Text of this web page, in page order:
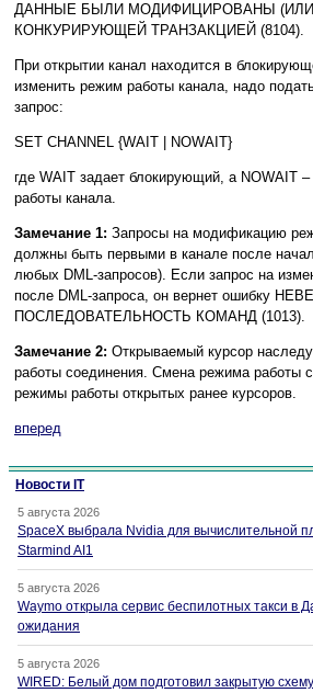
ДАННЫЕ БЫЛИ МОДИФИЦИРОВАНЫ
КОНКУРИРУЮЩЕЙ ТРАНЗАКЦИЕЙ (8104).
При открытии канал находится в
изменить режим работы канала, надо
запрос:
SET CHANNEL {WAIT | NOWAIT}
где WAIT задает блокирующий, а NOWAIT
работы канала.
Замечание 1: Запросы на модификацию
должны быть первыми в канале после
любых DML-запросов). Если запрос на
после DML-запроса, он вернет ошибку
ПОСЛЕДОВАТЕЛЬНОСТЬ КОМАНД (1013).
Замечание 2: Открываемый курсор
работы соединения. Смена режима работы
режимы работы открытых ранее курсоров.
вперед
Новости IT
5 августа 2026
SpaceX выбрала Nvidia для вычислительной
Starmind AI1
5 августа 2026
Waymo открыла сервис беспилотных такси в
ожидания
5 августа 2026
WIRED: Белый дом подготовил закрытую